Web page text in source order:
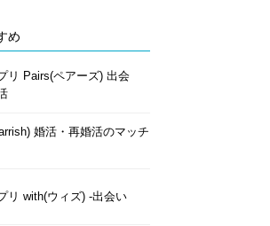
め
リ Pairs(ペアーズ) 出会
婚活・再婚活のマッチ
リ with(ウィズ) -出会い